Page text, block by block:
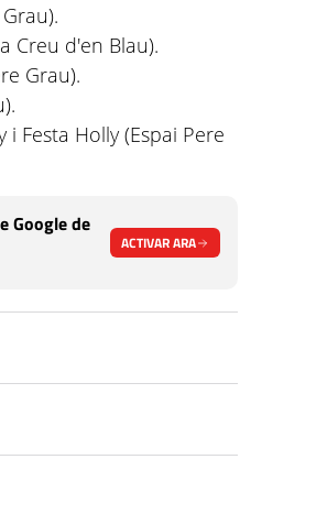
Creu d'en Blau).
Grau).
Festa Holly (Espai Pere
Google de
ACTIVAR ARA